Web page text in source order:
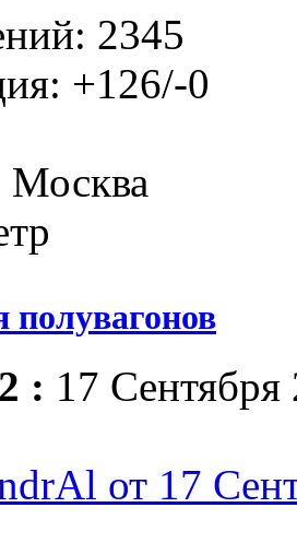
2345
+126/-0
Москва
полувагонов
: 17
от 17